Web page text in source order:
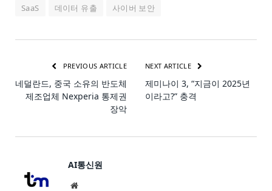
SaaS 데이터 유출 사이버 보안
PREVIOUS ARTICLE
네덜란드, 중국 소유의 반도체
제조업체 Nexperia 통제권
장악
NEXT ARTICLE
제미나이 3, “지금이 2025년
이라고?” 충격
AI통신원
Website